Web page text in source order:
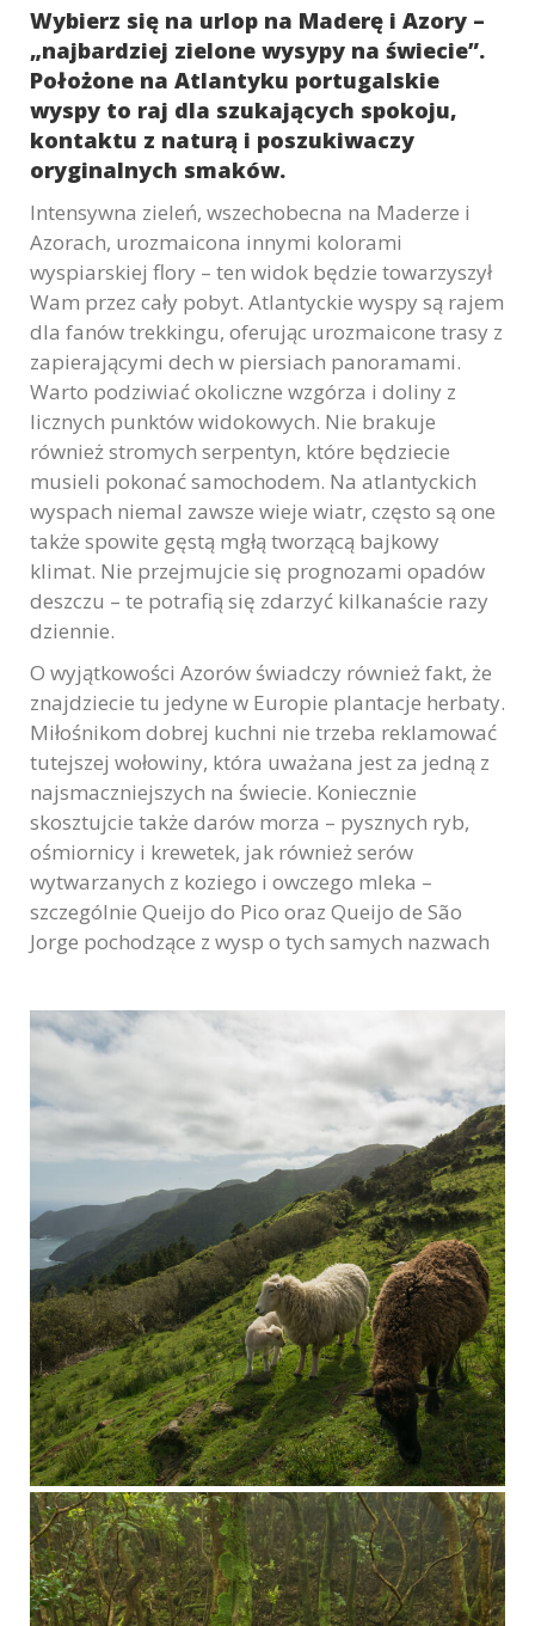
Wybierz się na urlop na Maderę i Azory –
„najbardziej zielone wysypy na świecie”.
Położone na Atlantyku portugalskie
wyspy to raj dla szukających spokoju,
kontaktu z naturą i poszukiwaczy
oryginalnych smaków.
Intensywna zieleń, wszechobecna na Maderze i
Azorach, urozmaicona innymi kolorami
wyspiarskiej flory – ten widok będzie towarzyszył
Wam przez cały pobyt. Atlantyckie wyspy są rajem
dla fanów trekkingu, oferując urozmaicone trasy z
zapierającymi dech w piersiach panoramami.
Warto podziwiać okoliczne wzgórza i doliny z
licznych punktów widokowych. Nie brakuje
również stromych serpentyn, które będziecie
musieli pokonać samochodem. Na atlantyckich
wyspach niemal zawsze wieje wiatr, często są one
także spowite gęstą mgłą tworzącą bajkowy
klimat. Nie przejmujcie się prognozami opadów
deszczu – te potrafią się zdarzyć kilkanaście razy
dziennie.
O wyjątkowości Azorów świadczy również fakt, że
znajdziecie tu jedyne w Europie plantacje herbaty.
Miłośnikom dobrej kuchni nie trzeba reklamować
tutejszej wołowiny, która uważana jest za jedną z
najsmaczniejszych na świecie. Koniecznie
skosztujcie także darów morza – pysznych ryb,
ośmiornicy i krewetek, jak również serów
wytwarzanych z koziego i owczego mleka –
szczególnie Queijo do Pico oraz Queijo de São
Jorge pochodzące z wysp o tych samych nazwach
Marketing
W chwili obecnej
nie używamy
marketingowych,
lecz nie
wykluczamy ich
użycia w
przyszłości.